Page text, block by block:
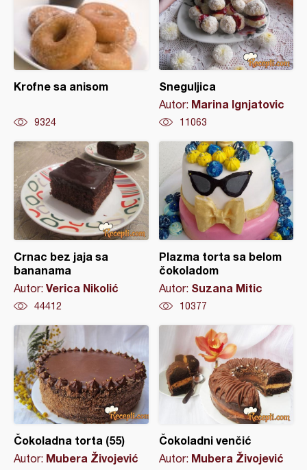
Krofne sa anisom
9324
Sneguljica
Autor: Marina Ignjatovic
11063
Crnac bez jaja sa
bananama
Autor: Verica Nikolić
44412
Plazma torta sa belom
čokoladom
Autor: Suzana Mitic
10377
Čokoladna torta (55)
Autor: Mubera Živojević
Čokoladni venčić
Autor: Mubera Živojević